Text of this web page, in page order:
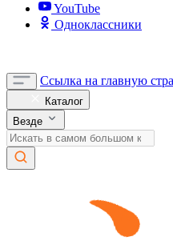
YouTube
Одноклассники
Ссылка на главную
Каталог
Везде